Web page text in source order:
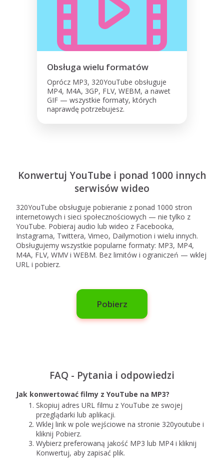
Obsługa wielu formatów
Oprócz MP3, 320YouTube obsługuje
MP4, M4A, 3GP, FLV, WEBM, a nawet
GIF — wszystkie formaty, których
naprawdę potrzebujesz.
Konwertuj YouTube i ponad 1000 innych
serwisów wideo
320YouTube obsługuje pobieranie z ponad 1000 stron
internetowych i sieci społecznościowych — nie tylko z
YouTube. Pobieraj audio lub wideo z Facebooka,
Instagrama, Twittera, Vimeo, Dailymotion i wielu innych.
Obsługujemy wszystkie popularne formaty: MP3, MP4,
M4A, FLV, WMV i WEBM. Bez limitów i ograniczeń — wklej
URL i pobierz.
Pobierz
FAQ - Pytania i odpowiedzi
Jak konwertować filmy z YouTube na MP3?
Skopiuj adres URL filmu z YouTube ze swojej
przeglądarki lub aplikacji.
Wklej link w pole wejściowe na stronie 320youtube i
kliknij Pobierz.
Wybierz preferowaną jakość MP3 lub MP4 i kliknij
Konwertuj, aby zapisać plik.